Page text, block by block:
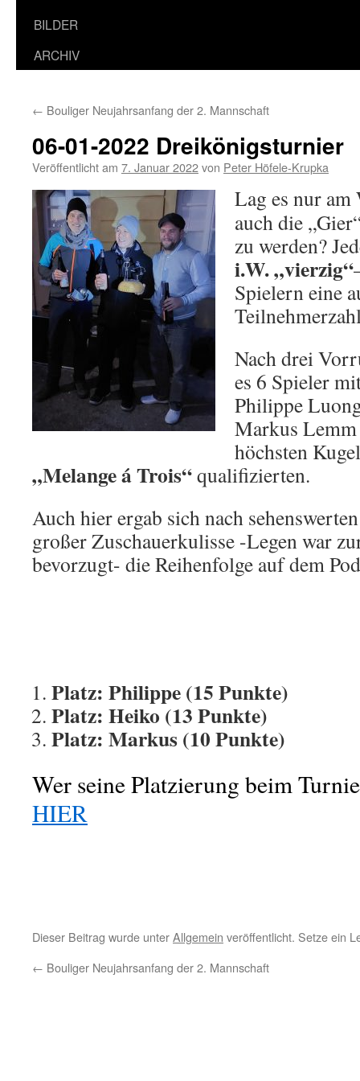
BILDER
ARCHIV
← Bouliger Neujahrsanfang der 2. Mannschaft
06-01-2022 Dreikönigsturnier
Veröffentlicht am 7. Januar 2022von Peter Höfele-Krupka
Lag es nur am
auch die
zu werden?
i.W. „vierzig“
Spielern eine
Nach drei
es 6 Spieler
Philippe
Markus
höchsten
„Melange á Trois“qualifizierten.
Auch hier ergab sich nach
großer Zuschauerkulisse -Legen war
bevorzugt- die Reihenfolge auf dem
Platz: Philippe (15 Punkte)
Platz: Heiko (13 Punkte)
Platz: Markus (10 Punkte)
Wer seine Platzierung beim
HIER
Dieser Beitrag wurde unterAllgemein veröffentlicht. Setze ein
← Bouliger Neujahrsanfang der 2. Mannschaft